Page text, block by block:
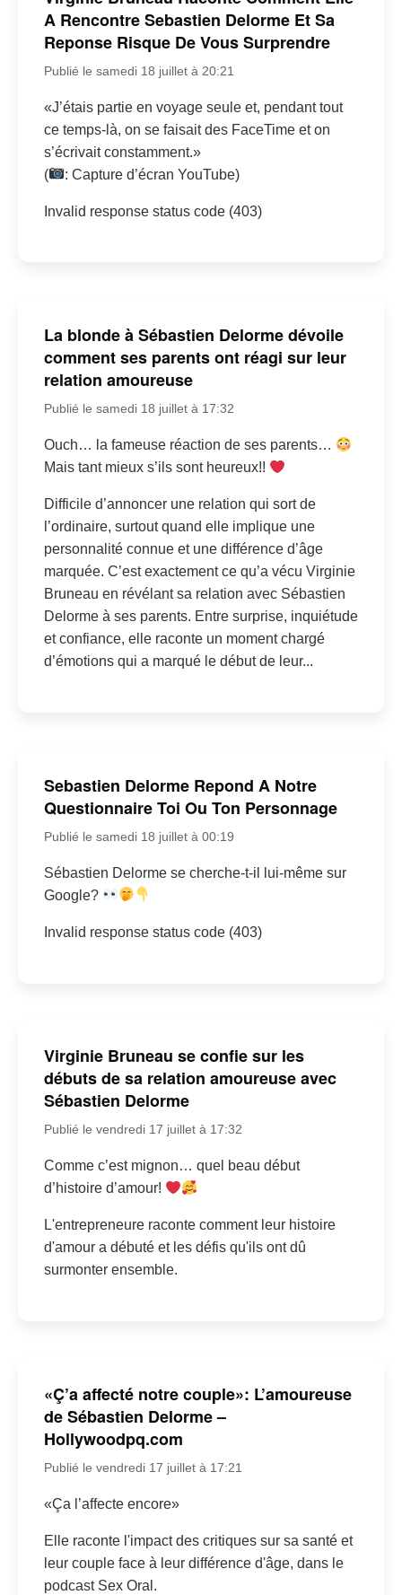
A Rencontre Sebastien Delorme Et Sa
Reponse Risque De Vous Surprendre
Publié le samedi 18 juillet à 20:21
«J’étais partie en voyage seule et, pendant tout
ce temps-là, on se faisait des FaceTime et on
s’écrivait constamment.»
(
: Capture d’écran YouTube)
Invalid response status code (403)
La blonde à Sébastien Delorme dévoile
comment ses parents ont réagi sur leur
relation amoureuse
Publié le samedi 18 juillet à 17:32
Ouch… la fameuse réaction de ses parents…
Mais tant mieux s’ils sont heureux!!
Difficile d’annoncer une relation qui sort de
l’ordinaire, surtout quand elle implique une
personnalité connue et une différence d’âge
marquée. C’est exactement ce qu’a vécu Virginie
Bruneau en révélant sa relation avec Sébastien
Delorme à ses parents. Entre surprise, inquiétude
et confiance, elle raconte un moment chargé
d’émotions qui a marqué le début de leur...
Sebastien Delorme Repond A Notre
Questionnaire Toi Ou Ton Personnage
Publié le samedi 18 juillet à 00:19
Sébastien Delorme se cherche-t-il lui-même sur
Google?
Invalid response status code (403)
Virginie Bruneau se confie sur les
débuts de sa relation amoureuse avec
Sébastien Delorme
Publié le vendredi 17 juillet à 17:32
Comme c’est mignon… quel beau début
d’histoire d’amour!
L'entrepreneure raconte comment leur histoire
d'amour a débuté et les défis qu'ils ont dû
surmonter ensemble.
«Ç’a affecté notre couple»: L’amoureuse
de Sébastien Delorme –
Hollywoodpq.com
Publié le vendredi 17 juillet à 17:21
«Ça l’affecte encore»
Elle raconte l'impact des critiques sur sa santé et
leur couple face à leur différence d'âge, dans le
podcast Sex Oral.